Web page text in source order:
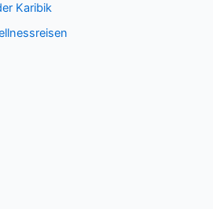
Karibik